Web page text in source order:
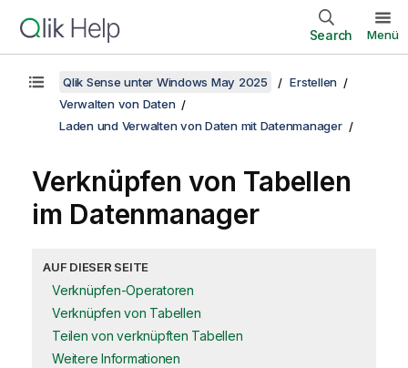
Search Menü
Qlik Sense unter Windows May 2025
Erstellen
Verwalten von Daten
Laden und Verwalten von Daten mit Datenmanager
Verknüpfen von Tabellen
im Datenmanager
AUF DIESER SEITE
Verknüpfen-Operatoren
Verknüpfen von Tabellen
Teilen von verknüpften Tabellen
Weitere Informationen